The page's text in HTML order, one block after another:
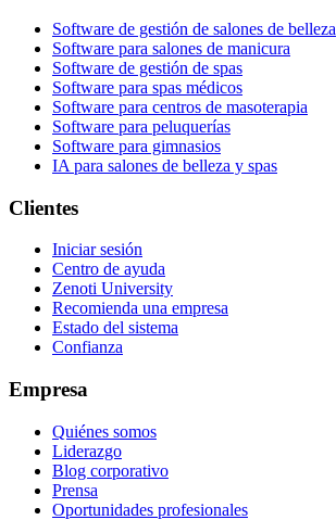
Software de gestión de salones de belleza
Software para salones de manicura
Software de gestión de spas
Software para spas médicos
Software para centros de masoterapia
Software para peluquerías
Software para gimnasios
IA para salones de belleza y spas
Clientes
Iniciar sesión
Centro de ayuda
Zenoti University
Recomienda una empresa
Estado del sistema
Confianza
Empresa
Quiénes somos
Liderazgo
Blog corporativo
Prensa
Oportunidades profesionales